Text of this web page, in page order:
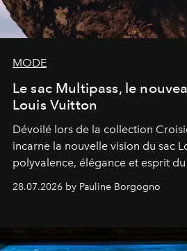
MODE
Le sac Multipass, le
Louis Vuitton
Dévoilé lors de la collection
incarne la nouvelle vision du sac
polyvalence, élégance et esprit
28.07.2026 by Pauline Borgogno